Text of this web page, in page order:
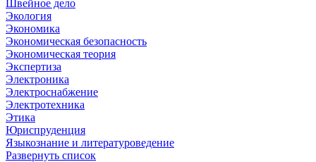
Швейное дело
Экология
Экономика
Экономическая безопасность
Экономическая теория
Экспертиза
Электроника
Электроснабжение
Электротехника
Этика
Юриспруденция
Языкознание и литературоведение
Развернуть список